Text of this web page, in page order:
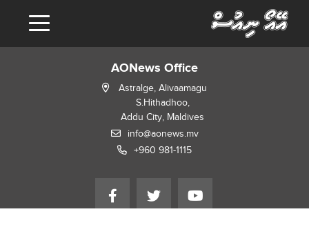
L
o
a
d
i
n
g
.
.
.
AONews Office
Astralge, Alivaamagu
S.Hithadhoo,
Addu City, Maldives
info@aonews.mv
+960 981-1115